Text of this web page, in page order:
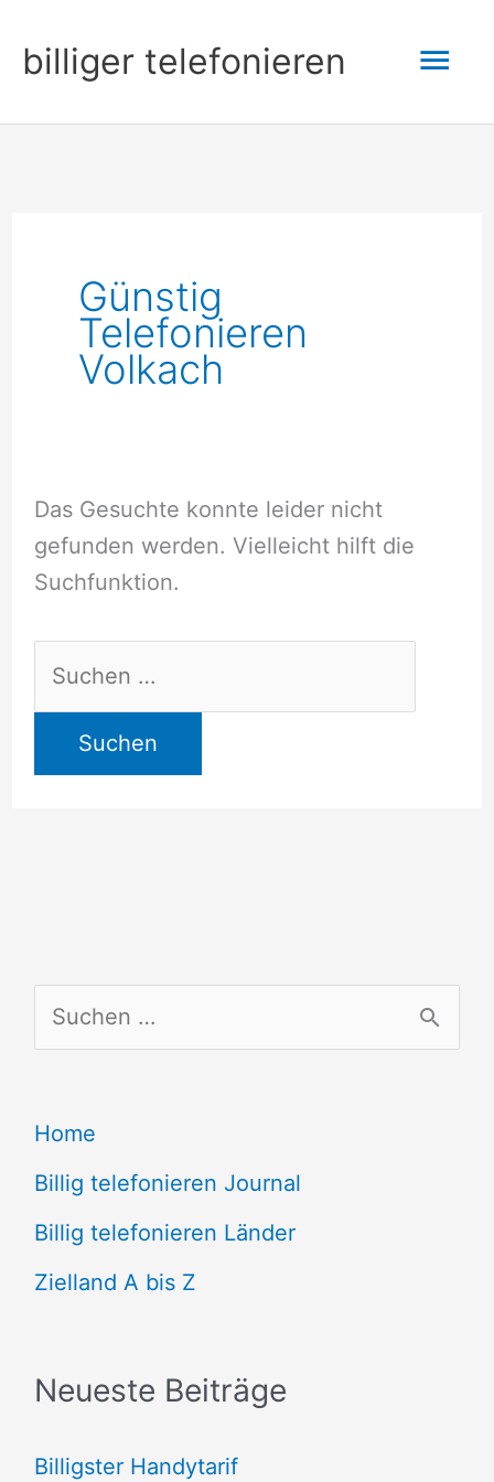
Inhalt
springen
billiger telefonieren
Günstig
Telefonieren
Volkach
Das Gesuchte konnte leider nicht
gefunden werden. Vielleicht hilft die
Suchfunktion.
nach:
u
h
e
n
n
h
Home
Billig telefonieren Journal
Billig telefonieren Länder
Zielland A bis Z
Neueste Beiträge
Billigster Handytarif